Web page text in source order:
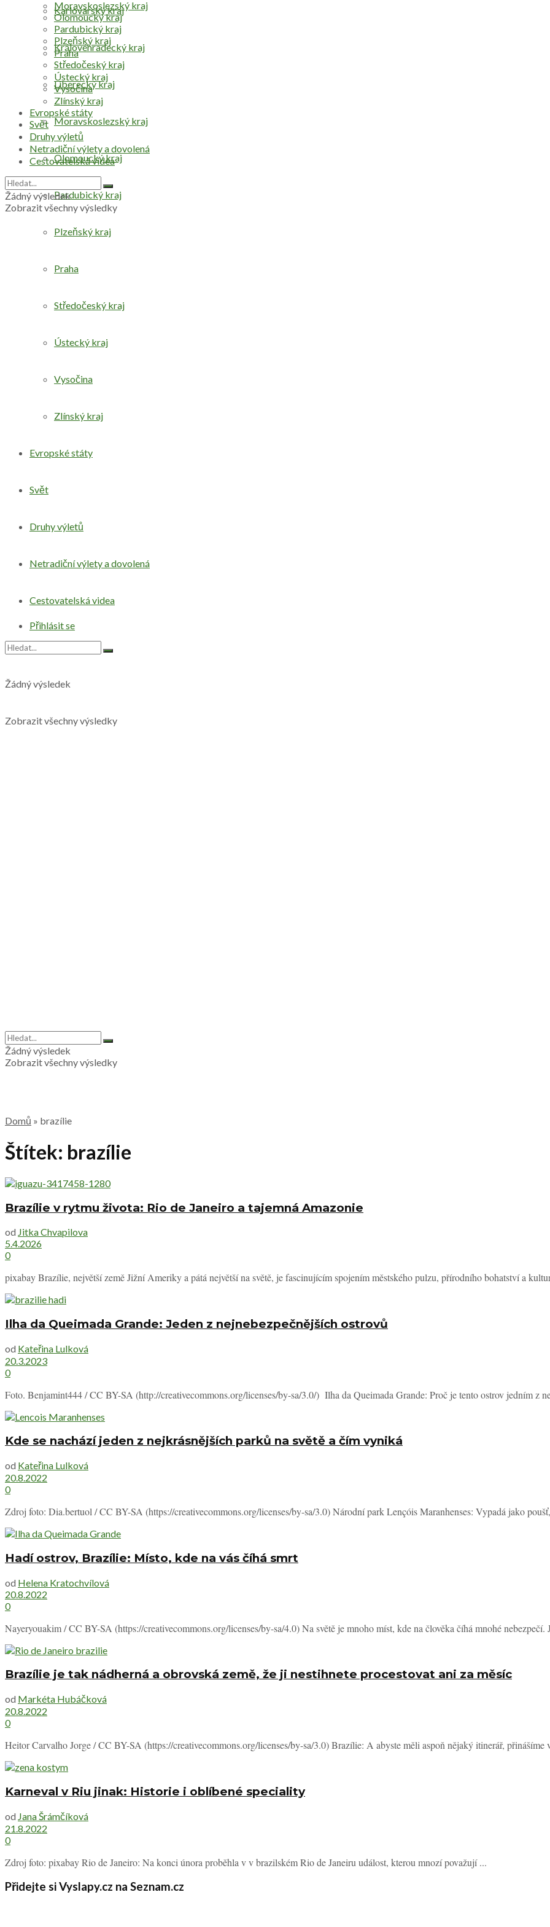
Přihlásit se
Karlovarský kraj
Královéhradecký kraj
Liberecký kraj
Moravskoslezský kraj
Olomoucký kraj
Pardubický kraj
Plzeňský kraj
Praha
Středočeský kraj
Ústecký kraj
Vysočina
Zlínský kraj
Evropské státy
Svět
Druhy výletů
Netradiční výlety a dovolená
Cestovatelská videa
Žádný výsledek
Zobrazit všechny výsledky
Moravskoslezský kraj
Olomoucký kraj
Pardubický kraj
Plzeňský kraj
Praha
Středočeský kraj
Ústecký kraj
Vysočina
Zlínský kraj
Evropské státy
Svět
Druhy výletů
Netradiční výlety a dovolená
Cestovatelská videa
Žádný výsledek
Zobrazit všechny výsledky
Žádný výsledek
Zobrazit všechny výsledky
Domů » brazílie
Štítek: brazílie
Brazílie v rytmu života: Rio de Janeiro a tajemná Amazonie
od Jitka Chvapilova
5.4.2026
0
pixabay Brazílie, největší země Jižní Ameriky a pátá největší na světě, je fascinujícím spojením městského pulzu, přírodního bohatství a
Ilha da Queimada Grande: Jeden z nejnebezpečnějších ostrovů
od Kateřina Lulková
20.3.2023
0
Foto. Benjamint444 / CC BY-SA (http://creativecommons.org/licenses/by-sa/3.0/) Ilha da Queimada Grande: Proč je tento ostrov jedním z
Kde se nachází jeden z nejkrásnějších parků na světě a čím vyniká
od Kateřina Lulková
20.8.2022
0
Zdroj foto: Dia.bertuol / CC BY-SA (https://creativecommons.org/licenses/by-sa/3.0) Národní park Lençóis Maranhenses: Vypadá jako
Hadí ostrov, Brazílie: Místo, kde na vás číhá smrt
od Helena Kratochvílová
20.8.2022
0
Nayeryouakim / CC BY-SA (https://creativecommons.org/licenses/by-sa/4.0) Na světě je mnoho míst, kde na člověka číhá mnohé nebezpečí.
Brazílie je tak nádherná a obrovská země, že ji nestihnete procestovat ani za měsíc
od Markéta Hubáčková
20.8.2022
0
Heitor Carvalho Jorge / CC BY-SA (https://creativecommons.org/licenses/by-sa/3.0) Brazílie: A abyste měli aspoň nějaký itinerář, přinášíme
Karneval v Riu jinak: Historie i oblíbené speciality
od Jana Šrámčíková
21.8.2022
0
Zdroj foto: pixabay Rio de Janeiro: Na konci února proběhla v v brazilském Rio de Janeiru událost, kterou mnozí považují ...
Přidejte si Vyslapy.cz na Seznam.cz